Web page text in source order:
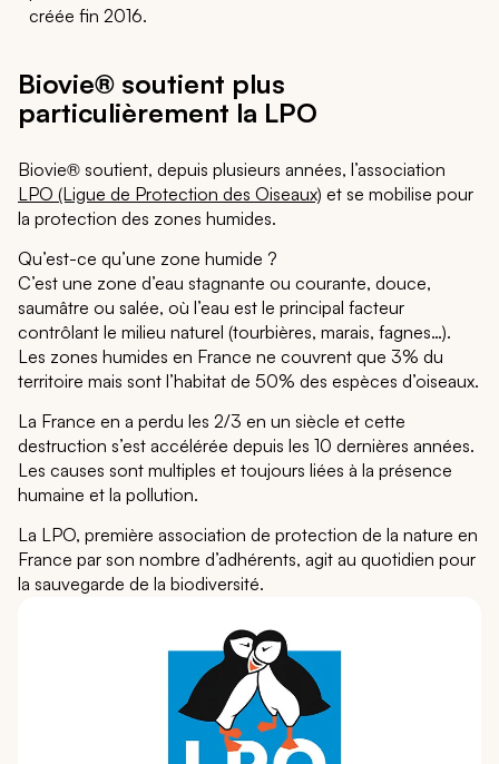
créée fin 2016.
Biovie® soutient plus
particulièrement la LPO
Biovie® soutient, depuis plusieurs années, l’association
LPO (Ligue de Protection des Oiseaux) et se mobilise pour
la protection des zones humides.
Qu’est-ce qu’une zone humide ?
C’est une zone d’eau stagnante ou courante, douce,
saumâtre ou salée, où l’eau est le principal facteur
contrôlant le milieu naturel (tourbières, marais, fagnes…).
Les zones humides en France ne couvrent que 3% du
territoire mais sont l’habitat de 50% des espèces d’oiseaux.
La France en a perdu les 2/3 en un siècle et cette
destruction s’est accélérée depuis les 10 dernières années.
Les causes sont multiples et toujours liées à la présence
humaine et la pollution.
La LPO, première association de protection de la nature en
France par son nombre d’adhérents, agit au quotidien pour
la sauvegarde de la biodiversité.